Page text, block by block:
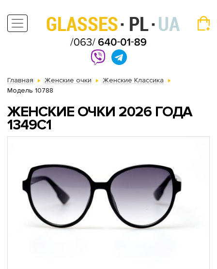
Главная Женские очки
Женские Классика
Модель 10788
ЖЕНСКИЕ ОЧКИ 2026 ГОДА
1349C1